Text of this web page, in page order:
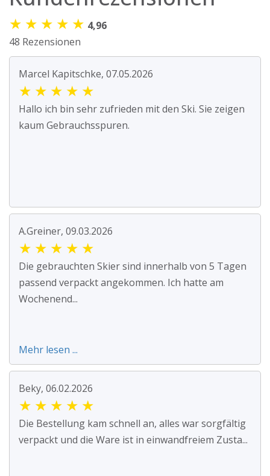
★ ★ ★ ★ ★ 4,96
48 Rezensionen
Marcel Kapitschke, 07.05.2026
★ ★ ★ ★ ★
Hallo ich bin sehr zufrieden mit den Ski. Sie zeigen
kaum Gebrauchsspuren.
A.Greiner, 09.03.2026
★ ★ ★ ★ ★
Die gebrauchten Skier sind innerhalb von 5 Tagen
passend verpackt angekommen. Ich hatte am
Wochenend...
Mehr lesen ...
Beky, 06.02.2026
★ ★ ★ ★ ★
Die Bestellung kam schnell an, alles war sorgfältig
verpackt und die Ware ist in einwandfreiem Zusta...